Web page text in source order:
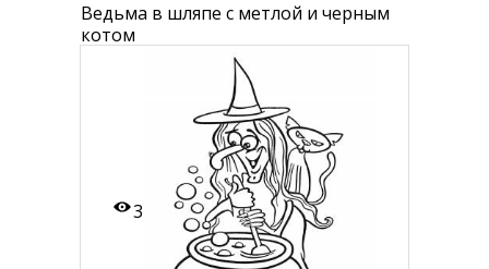
Ведьма в шляпе с метлой и черным
котом
3